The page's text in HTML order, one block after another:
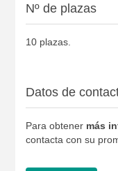
Nº de plazas
10 plazas.
Datos de
Para obtener más
contacta con su